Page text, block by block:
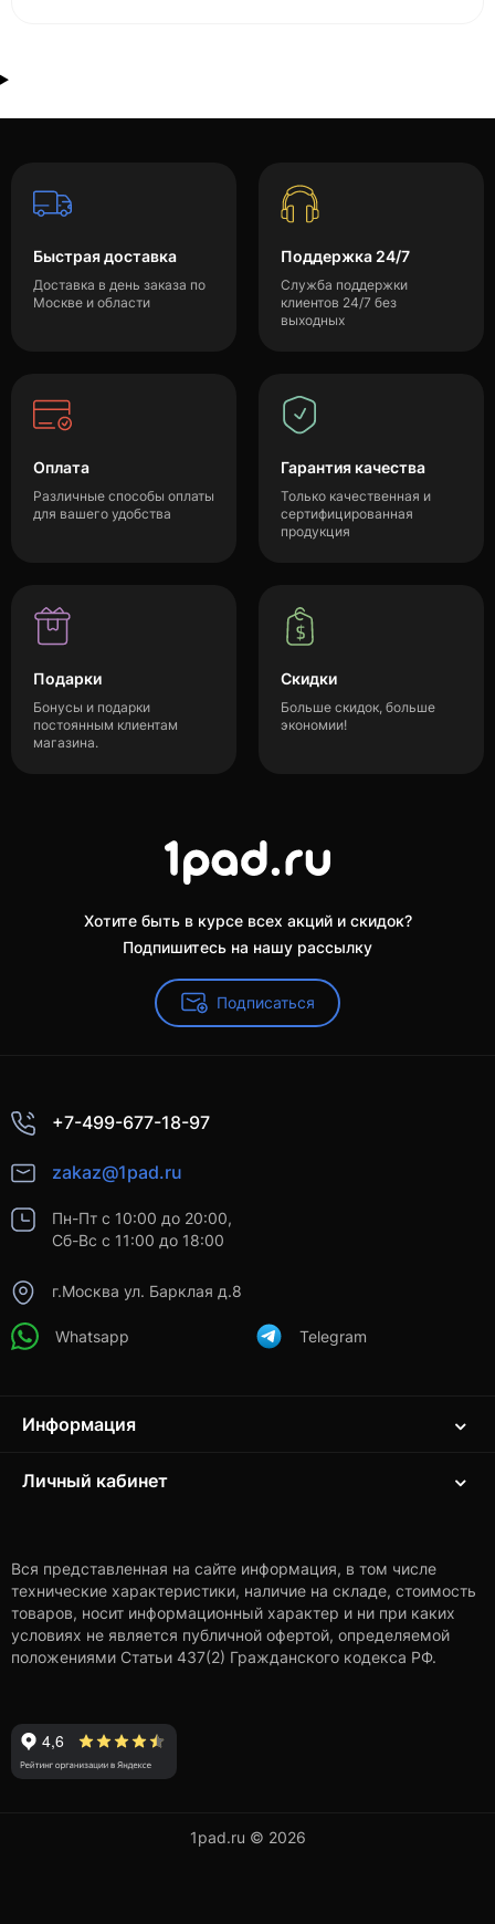
Быстрая доставка
Доставка в день заказа по
Москве и области
Поддержка 24/7
Служба поддержки
клиентов 24/7 без
выходных
Оплата
Различные способы оплаты
для вашего удобства
Гарантия качества
Только качественная и
сертифицированная
продукция
Подарки
Бонусы и подарки
постоянным клиентам
магазина.
Скидки
Больше скидок, больше
экономии!
Хотите быть в курсе всех акций и скидок?
Подпишитесь на нашу рассылку
Подписаться
+7-499-677-18-97
zakaz@1pad.ru
Пн-Пт с 10:00 до 20:00,
Сб-Вс с 11:00 до 18:00
г.Москва ул. Барклая д.8
Whatsapp Telegram
Информация
Личный кабинет
Вся представленная на сайте информация, в том числе
технические характеристики, наличие на складе, стоимость
товаров, носит информационный характер и ни при каких
условиях не является публичной офертой, определяемой
положениями Статьи 437(2) Гражданского кодекса РФ.
1pad.ru © 2026